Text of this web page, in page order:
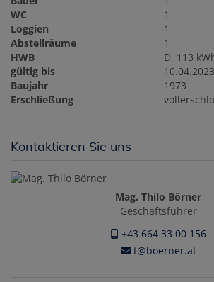
WC
1
Loggien
1
Abstellräume
1
HWB
D, 113
gültig bis
10.04.2023
Baujahr
1973
Erschließung
Kontaktieren Sie uns
Mag. Thilo Börner
Geschäftsführer
+43 664 33 00 156
t@boerner.at